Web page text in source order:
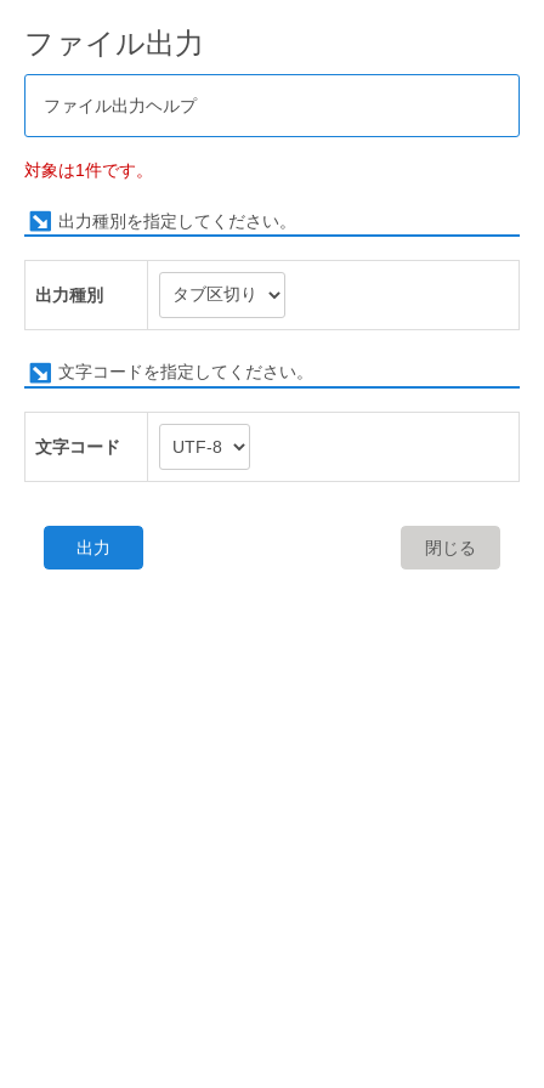
ファイル出力
ファイル出力ヘルプ
対象は1件です。
出力種別を指定してください。
出力種別
文字コードを指定してください。
文字コード